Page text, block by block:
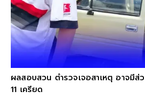
ผลสอบสวน ตำรวจเจอสาเหตุ อาจมีส่
11 เครียด